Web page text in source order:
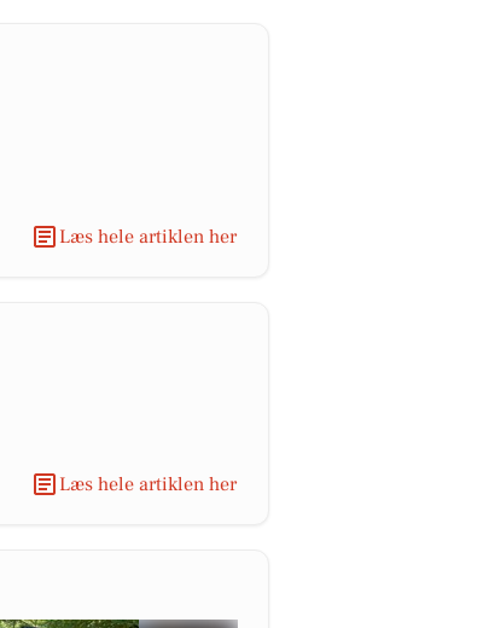
Læs hele artiklen her
Læs hele artiklen her